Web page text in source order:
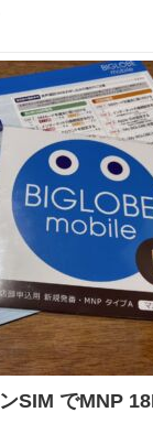
SIM でMNP